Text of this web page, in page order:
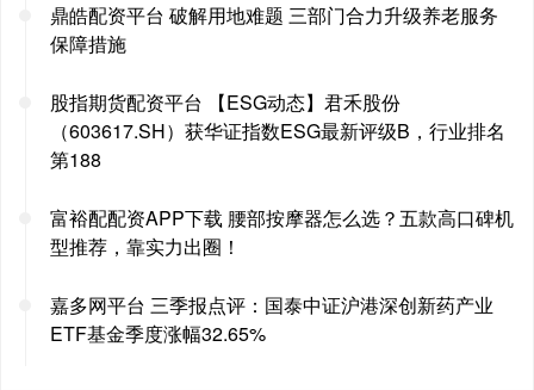
鼎皓配资平台 破解用地难题 三部门合力升级养老服务
保障措施
股指期货配资平台 【ESG动态】君禾股份
（603617.SH）获华证指数ESG最新评级B，行业排名
第188
富裕配配资APP下载 腰部按摩器怎么选？五款高口碑机
型推荐，靠实力出圈！
嘉多网平台 三季报点评：国泰中证沪港深创新药产业
ETF基金季度涨幅32.65%